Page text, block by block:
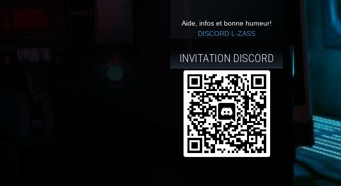
Aide, infos et bonne humeur!
DISCORD L-ZASS
INVITATION DISCORD